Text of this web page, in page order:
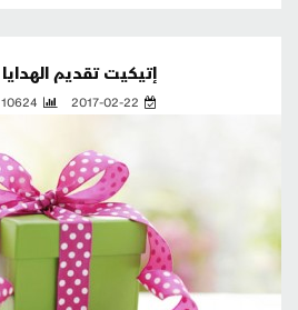
إتيكيت تقديم الهدايا
2017-02-22
10624